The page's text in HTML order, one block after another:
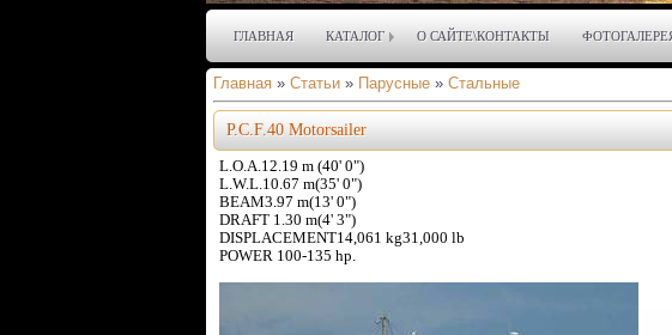
ГЛАВНАЯ КАТАЛОГ О САЙТЕ\КОНТАКТЫ
Главная » Статьи » Парусные » Стальные
P.C.F.40 Motorsailer
L.O.A.12.19 m (40' 0")
L.W.L.10.67 m(35' 0")
BEAM3.97 m(13' 0")
DRAFT 1.30 m(4' 3")
DISPLACEMENT14,061 kg31,000 lb
POWER 100-135 hp.